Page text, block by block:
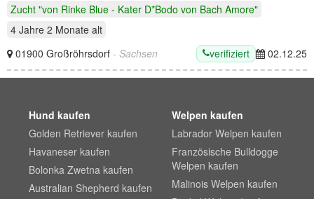
Zucht "von Rinke Blue - Kater D*Bodo von Bach Amore"
4 Jahre 2 Monate alt
01900 Großröhrsdorf - Sachsen verifiziert 02.12.25
Hund kaufen
Golden Retriever kaufen
Havaneser kaufen
Bolonka Zwetna kaufen
Australian Shepherd kaufen
Welpen kaufen
Labrador Welpen kaufen
Französische Bulldogge
Welpen kaufen
Malinois Welpen kaufen